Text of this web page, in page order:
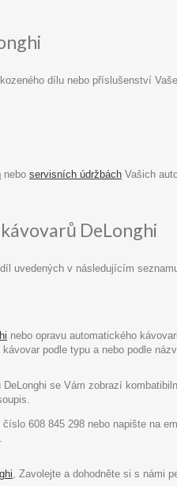
dílu nebo příslušenství
nebo servisních údržbách Vašich
DeLonghi
uvedených v následujícím
nebo opravu automatického
podle typu a nebo podle
se Vám zobrazí
608 845 298 nebo napište na
, Zavolejte a dohodněte si s námi